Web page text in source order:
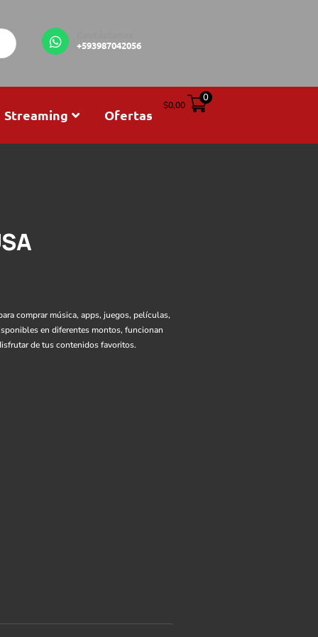
+593987042056
Streaming Ofertas
$0,00
0
comprar música, apps, juegos, películas,
en diferentes montos, funcionan
de tus contenidos favoritos.